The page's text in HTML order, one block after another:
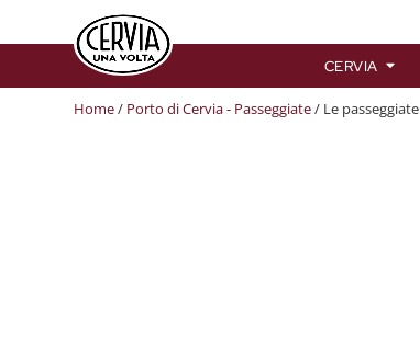
CERVIA
Home/ Porto di Cervia - Passeggiate/ Le passeggiate